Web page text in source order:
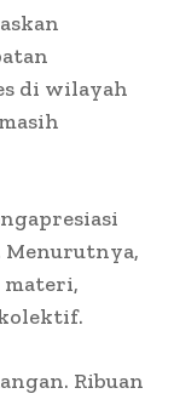
di wilayah
Menurutnya,
Ribuan